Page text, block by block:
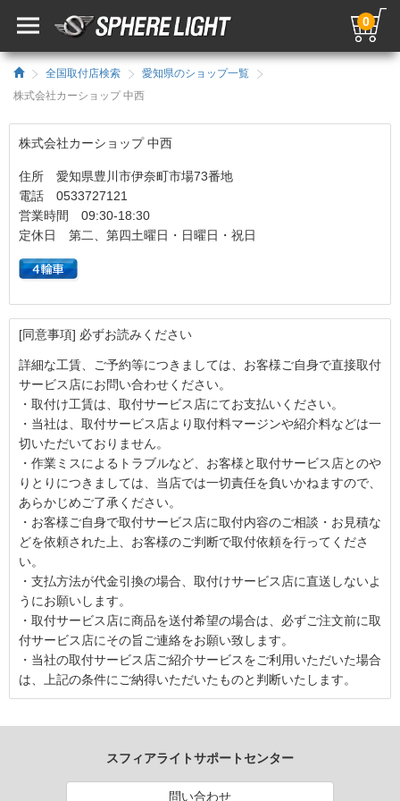
0
全国取付店検索
愛知県のショップ一覧
株式会社カーショップ 中西
株式会社カーショップ 中西
住所 愛知県豊川市伊奈町市場73番地
電話 0533727121
営業時間 09:30-18:30
定休日 第二、第四土曜日・日曜日・祝日
[同意事項] 必ずお読みください
詳細な工賃、ご予約等につきましては、お客様ご自身で直接取付
サービス店にお問い合わせください。
・取付け工賃は、取付サービス店にてお支払いください。
・当社は、取付サービス店より取付料マージンや紹介料などは一
切いただいておりません。
・作業ミスによるトラブルなど、お客様と取付サービス店とのや
りとりにつきましては、当店では一切責任を負いかねますので、
あらかじめご了承ください。
・お客様ご自身で取付サービス店に取付内容のご相談・お見積な
どを依頼された上、お客様のご判断で取付依頼を行ってくださ
い。
・支払方法が代金引換の場合、取付けサービス店に直送しないよ
うにお願いします。
・取付サービス店に商品を送付希望の場合は、必ずご注文前に取
付サービス店にその旨ご連絡をお願い致します。
・当社の取付サービス店ご紹介サービスをご利用いただいた場合
は、上記の条件にご納得いただいたものと判断いたします。
スフィアライトサポートセンター
問い合わせ